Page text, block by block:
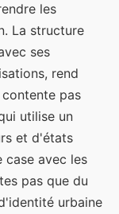
les
La structure
ses
rend
pas
utilise un
et d'états
case avec les
pas que du
urbaine